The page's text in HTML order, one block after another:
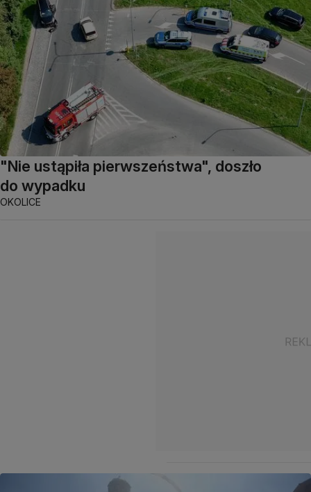
"Nie ustąpiła pierwszeństwa", doszło
do wypadku
OKOLICE